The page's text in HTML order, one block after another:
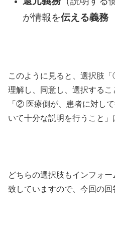
が情報を伝える義務
このように見ると、選択肢
理解し、同意し、選択するこ
「② 医療側が、患者に対し
いて十分な説明を行うこと」
どちらの選択肢もインフォ
致していますので、今回の回